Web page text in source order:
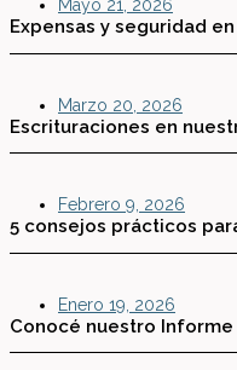
Mayo 21, 2026
Expensas y seguridad
Marzo 20, 2026
Escrituraciones en
Febrero 9, 2026
5 consejos prácticos
Enero 19, 2026
Conocé nuestro